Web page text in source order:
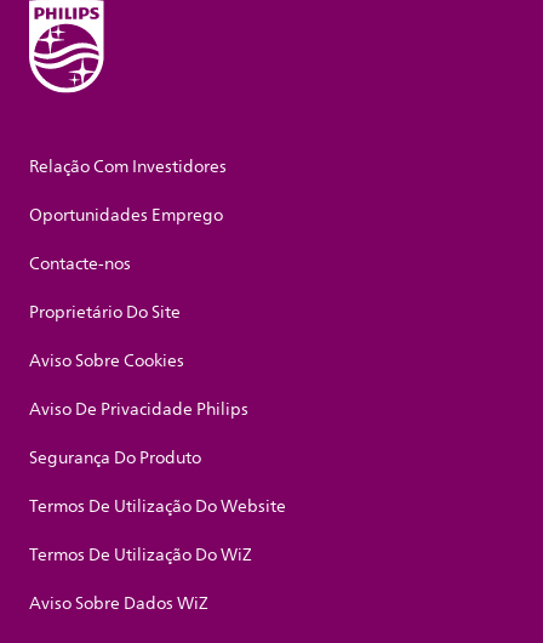
Relação Com Investidores
Oportunidades Emprego
Contacte-nos
Proprietário Do Site
Aviso Sobre Cookies
Aviso De Privacidade Philips
Segurança Do Produto
Termos De Utilização Do Website
Termos De Utilização Do WiZ
Aviso Sobre Dados WiZ